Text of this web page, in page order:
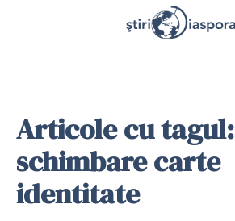
Articole cu tagul:
schimbare carte
identitate